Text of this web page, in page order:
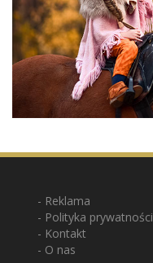
Reklama
Polityka prywatności
Kontakt
O nas